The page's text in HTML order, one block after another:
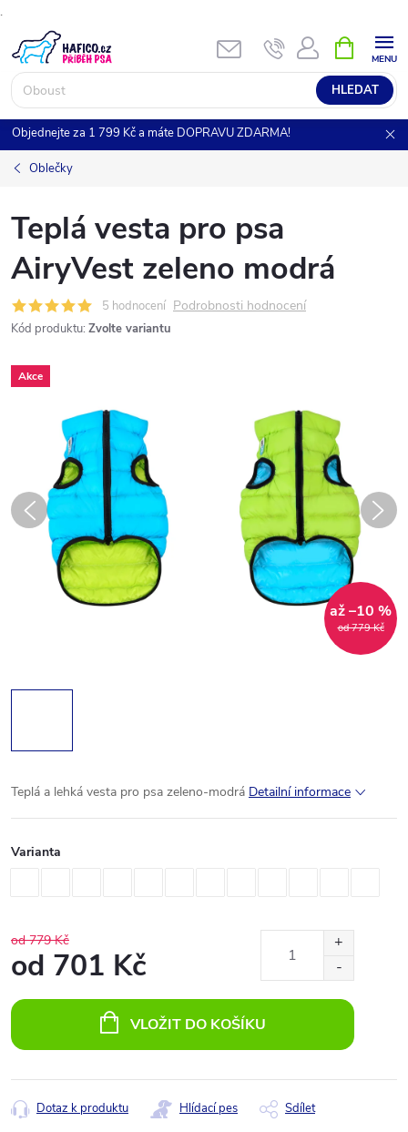
.
na
obsah
HLEDAT
NÁKUPNÍ
KOŠÍK
Objednejte za 1 799 Kč a máte DOPRAVU ZDARMA!
Oblečky
Teplá vesta pro psa
AiryVest zeleno modrá
5 hodnocení Podrobnosti hodnocení
Kód produktu: Zvolte variantu
Akce
od 779 Kč
až –10 %
Teplá a lehká vesta pro psa zeleno-modrá Detailní informace
Varianta
od 779 Kč
od 701 Kč
cena:
VLOŽIT DO KOŠÍKU
Dotaz k produktu Hlídací pes Sdílet